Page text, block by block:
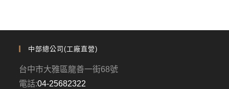
中部總公司(工廠直營)
台中市大雅區龍善一街68號
電話:04-25682322